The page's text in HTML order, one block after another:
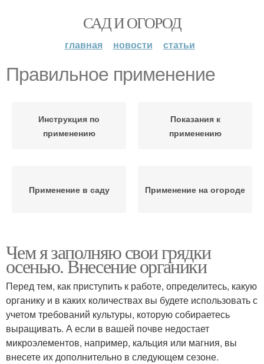
САД И ОГОРОД
главная новости статьи
Правильное применение
Инструкция по
применению
Показания к
применению
Применение в саду Применение на огороде
Чем я заполняю свои грядки
осенью. Внесение органики
Перед тем, как приступить к работе, определитесь, какую
органику и в каких количествах вы будете использовать с
учетом требований культуры, которую собираетесь
выращивать. А если в вашей почве недостает
микроэлементов, например, кальция или магния, вы
внесете их дополнительно в следующем сезоне.